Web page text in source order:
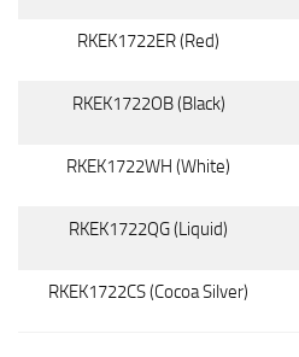
RKEK1722ER (Red)
RKEK1722OB (Black)
RKEK1722WH (White)
RKEK1722QG (Liquid)
RKEK1722CS (Cocoa Silver)